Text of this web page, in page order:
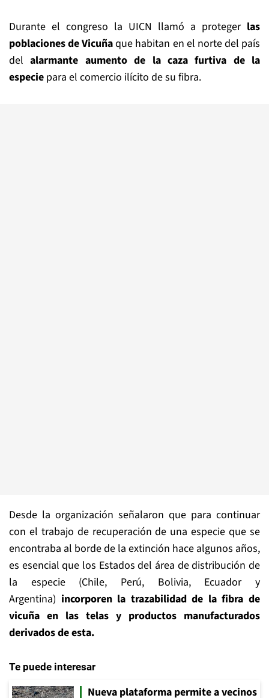
Durante el congreso la UICN llamó a proteger las
poblaciones de Vicuñaque habitan en el norte del país
delalarmante aumento de la caza furtiva de la
especie para el comercio ilícito de su fibra.
Desde la organización señalaron que para continuar
con el trabajo de recuperación de una especie que se
encontraba al borde de la extinción hace algunos años,
es esencial que los Estados del área de distribución de
la especie (Chile, Perú, Bolivia, Ecuador y
Argentina) incorporen la trazabilidad de la fibra de
vicuña en las telas y productos manufacturados
derivados de esta.
Te puede interesar
Nueva plataforma permite a vecinos